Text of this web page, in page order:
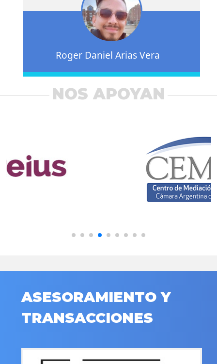
Roger Daniel Arias Vera
NOS APOYAN
ASESORAMIENTO Y
TRANSACCIONES